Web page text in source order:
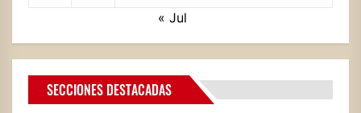
« Jul
SECCIONES DESTACADAS